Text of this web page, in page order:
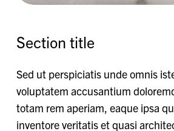
Section title
Sed ut perspiciatis unde omnis
voluptatem accusantium
totam rem aperiam, eaque ipsa
inventore veritatis et quasi